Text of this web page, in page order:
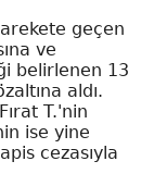
geçen
ve
belirlenen 13
aldı.
T.'nin
ise yine
cezasıyla